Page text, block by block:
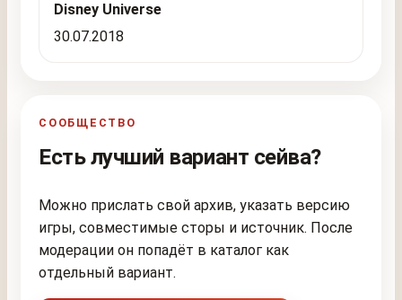
Disney Universe
30.07.2018
СООБЩЕСТВО
Есть лучший вариант сейва?
Можно прислать свой архив, указать версию
игры, совместимые сторы и источник. После
модерации он попадёт в каталог как
отдельный вариант.